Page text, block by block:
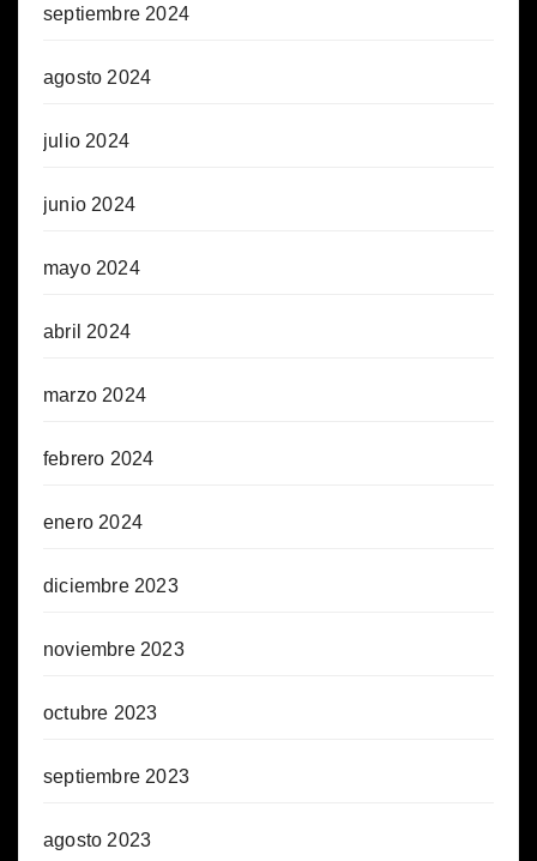
septiembre 2024
agosto 2024
julio 2024
junio 2024
mayo 2024
abril 2024
marzo 2024
febrero 2024
enero 2024
diciembre 2023
noviembre 2023
octubre 2023
septiembre 2023
agosto 2023